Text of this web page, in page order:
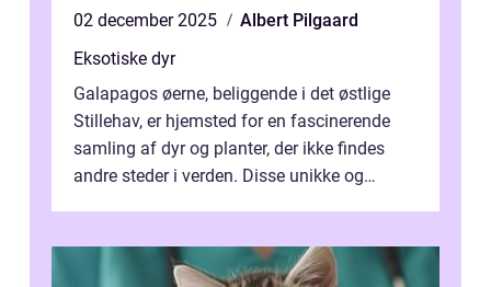
02 december 2025
Albert Pilgaard
Eksotiske dyr
Galapagos øerne, beliggende i det østlige
Stillehav, er hjemsted for en fascinerende
samling af dyr og planter, der ikke findes
andre steder i verden. Disse unikke og